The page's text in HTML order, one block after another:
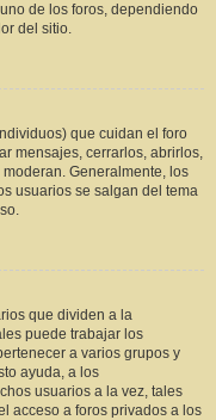
de los foros, dependiendo
del sitio.
que cuidan el foro
mensajes, cerrarlos, abrirlos,
Generalmente, los
usuarios se salgan del tema
que dividen a la
puede trabajar los
a varios grupos y
ayuda, a los
usuarios a la vez, tales
acceso a foros privados a los